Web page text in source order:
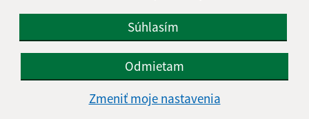
Súhlasím
Odmietam
Zmeniť moje nastavenia